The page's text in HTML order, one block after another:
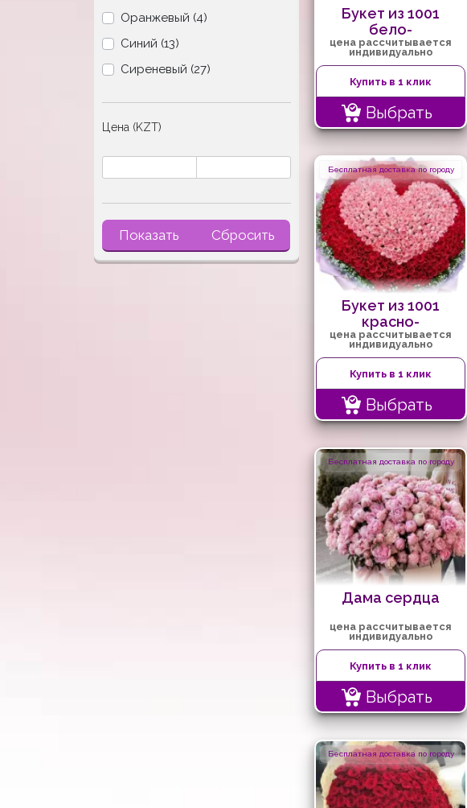
Оранжевый (4)
Синий (13)
Сиреневый (27)
Цена (KZT)
Показать Сбросить
Букет из 1001
бело-
красного
сердца
цена рассчитывается
индивидуально
Купить в 1 клик
Выбрать
Бесплатная доставка по городу
Букет из 1001
красно-
розовой
розы
цена рассчитывается
индивидуально
Купить в 1 клик
Выбрать
Бесплатная доставка по городу
Дама сердца
цена рассчитывается
индивидуально
Купить в 1 клик
Выбрать
Бесплатная доставка по городу